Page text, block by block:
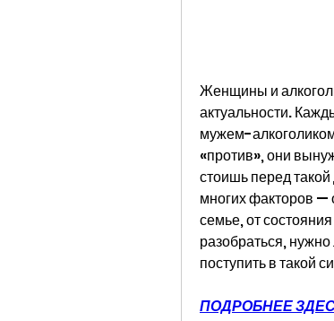
Женщины и
актуальности.
мужем-
«против», они
стоишь перед
многих факторов —
семье, от
разобраться,
поступить в такой
ПОДРОБНЕЕ